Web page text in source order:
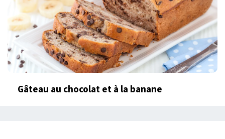
Gâteau au chocolat et à la banane